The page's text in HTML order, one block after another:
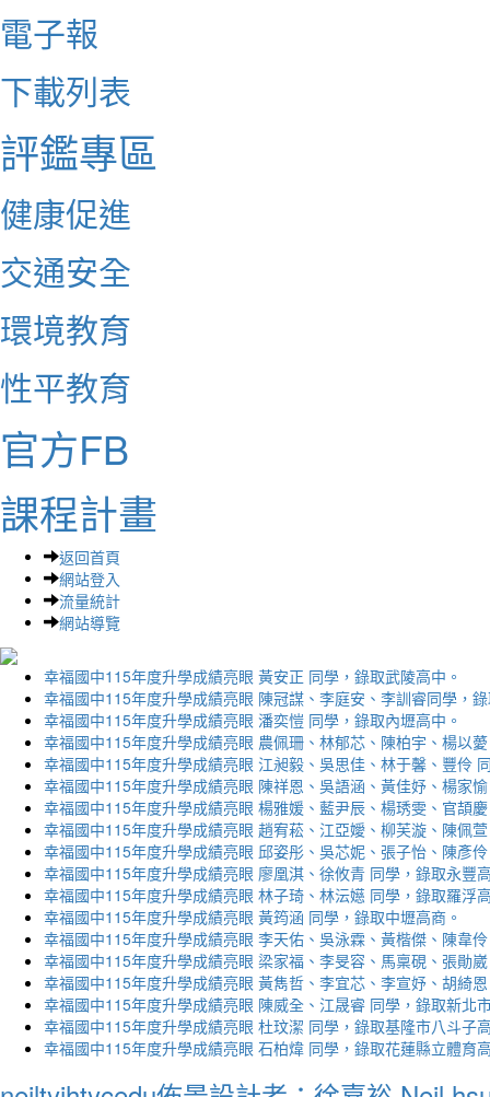
電子報
下載列表
評鑑專區
健康促進
交通安全
環境教育
性平教育
官方FB
課程計畫
返回首頁
網站登入
流量統計
網站導覽
幸福國中115年度升學成績亮眼 黃安正 同學，錄取武陵高中。
幸福國中115年度升學成績亮眼 陳冠謀、李庭安、李訓睿同學，
幸福國中115年度升學成績亮眼 潘奕愷 同學，錄取內壢高中。
幸福國中115年度升學成績亮眼 農佩珊、林郁芯、陳柏宇、楊以
幸福國中115年度升學成績亮眼 江昶毅、吳思佳、林于馨、豐伶
幸福國中115年度升學成績亮眼 陳祥恩、吳語涵、黃佳妤、楊家
幸福國中115年度升學成績亮眼 楊雅媛、藍尹辰、楊琇雯、官頡
幸福國中115年度升學成績亮眼 趙宥菘、江亞嬡、柳芙漩、陳佩
幸福國中115年度升學成績亮眼 邱姿彤、吳芯妮、張子怡、陳彥
幸福國中115年度升學成績亮眼 廖凰淇、徐攸青 同學，錄取永豐
幸福國中115年度升學成績亮眼 林子琦、林沄嬨 同學，錄取羅浮
幸福國中115年度升學成績亮眼 黃筠涵 同學，錄取中壢高商。
幸福國中115年度升學成績亮眼 李天佑、吳泳霖、黃楷傑、陳韋
幸福國中115年度升學成績亮眼 梁家福、李旻容、馬稟硯、張勛
幸福國中115年度升學成績亮眼 黃雋哲、李宜芯、李宣妤、胡綺
幸福國中115年度升學成績亮眼 陳威全、江晟睿 同學，錄取新北
幸福國中115年度升學成績亮眼 杜玟潔 同學，錄取基隆市八斗子
幸福國中115年度升學成績亮眼 石柏煒 同學，錄取花蓮縣立體育